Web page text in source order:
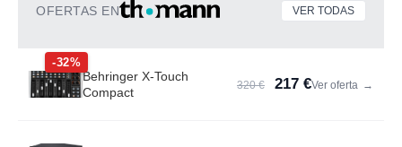
OFERTAS EN VER TODAS
-32%
Behringer X-Touch
Compact
320 € 217 €Ver oferta →